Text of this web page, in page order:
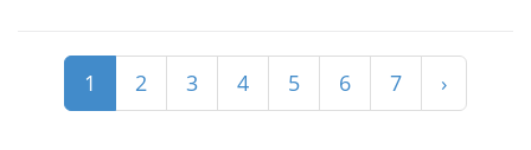
1 2 3 4 5 6 7 ›